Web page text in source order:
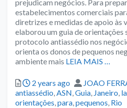
prejudicam negócios. Para
estabelecimentos comerciais
diretrizes e medidas de apoio às
elaborou um guia de orientações
protocolo antiassédio nos
orienta os donos de pequenos
ambiente mais LEIA MAIS …
Posted
2 years ago Author
JOAO
antiassédio,ASN,Guia, Janeiro,
orientações,para,pequenos, Rio